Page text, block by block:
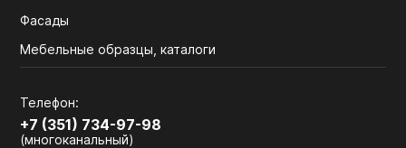
Фасады
Мебельные образцы, каталоги
Телефон:
+7 (351) 734-97-98
(многоканальный)